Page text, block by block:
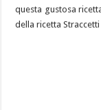
questa gustosa
della ricetta